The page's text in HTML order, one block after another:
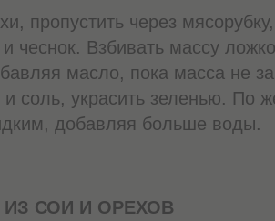
пропустить через
чеснок. Взбивать массу
масло, пока масса не
соль, украсить зеленью. По
добавляя больше воды.
ИЗ СОИ И ОРЕХОВ